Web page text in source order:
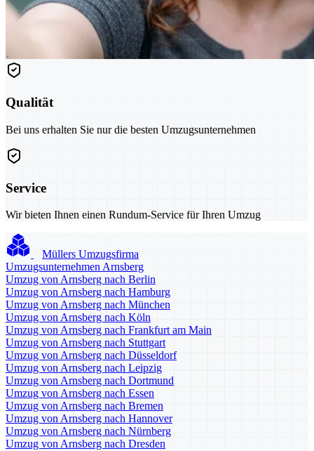
Qualität
Bei uns erhalten Sie nur die besten Umzugsunternehmen
Service
Wir bieten Ihnen einen Rundum-Service für Ihren Umzug
Müllers Umzugsfirma
Umzugsunternehmen Arnsberg
Umzug von Arnsberg nach Berlin
Umzug von Arnsberg nach Hamburg
Umzug von Arnsberg nach München
Umzug von Arnsberg nach Köln
Umzug von Arnsberg nach Frankfurt am Main
Umzug von Arnsberg nach Stuttgart
Umzug von Arnsberg nach Düsseldorf
Umzug von Arnsberg nach Leipzig
Umzug von Arnsberg nach Dortmund
Umzug von Arnsberg nach Essen
Umzug von Arnsberg nach Bremen
Umzug von Arnsberg nach Hannover
Umzug von Arnsberg nach Nürnberg
Umzug von Arnsberg nach Dresden